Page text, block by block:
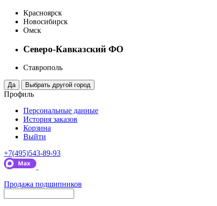
Красноярск
Новосибирск
Омск
Северо-Кавказский ФО
Ставрополь
Профиль
Персональные данные
История заказов
Корзина
Выйти
+7(495)543-89-93
Продажа подшипников